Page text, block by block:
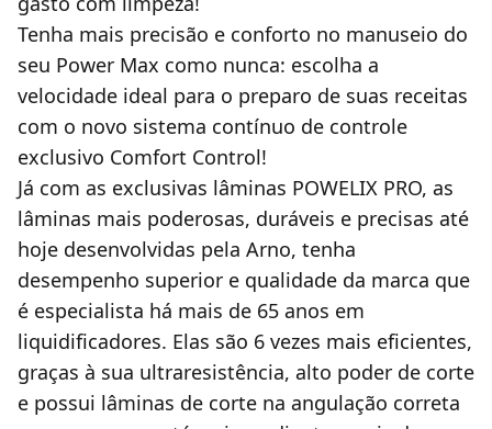
Tenha mais precisão e conforto no manuseio do
seu Power Max como nunca: escolha a
velocidade ideal para o preparo de suas receitas
com o novo sistema contínuo de controle
exclusivo Comfort Control!
Já com as exclusivas lâminas POWELIX PRO, as
lâminas mais poderosas, duráveis e precisas até
hoje desenvolvidas pela Arno, tenha
desempenho superior e qualidade da marca que
é especialista há mais de 65 anos em
liquidificadores. Elas são 6 vezes mais eficientes,
graças à sua ultraresistência, alto poder de corte
e possui lâminas de corte na angulação correta